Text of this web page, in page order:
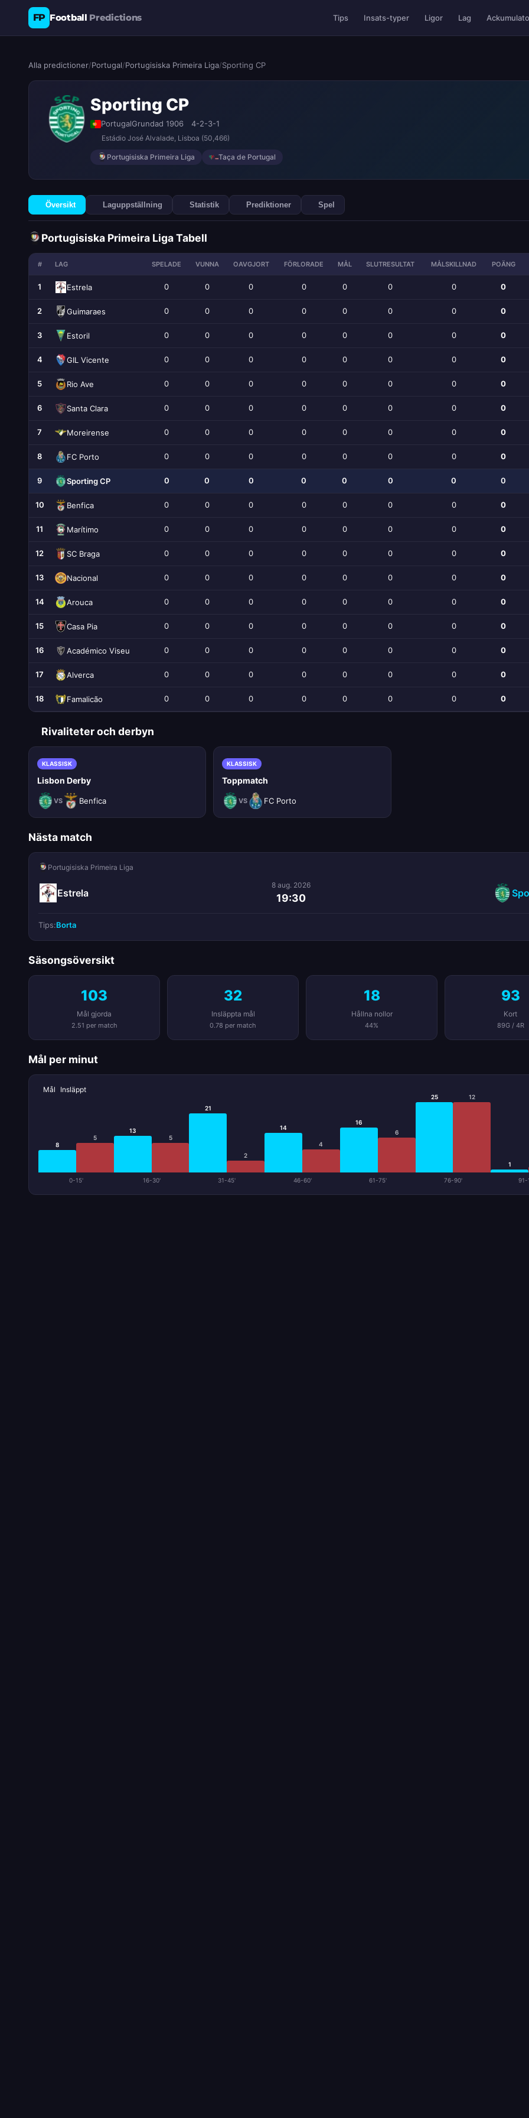
FP Football Predictions Tips Insats-typer Ligor Lag
Alla predictioner/Portugal/Portugisiska Primeira Liga/Sporting CP
Sporting CP
PortugalGrundad 1906 4-2-3-1
Estádio José Alvalade, Lisboa (50,466)
Portugisiska Primeira Liga Taça de Portugal
Översikt Laguppställning Statistik Prediktioner Spel
Portugisiska Primeira Liga Tabell
# LAG SPELADE VUNNA OAVGJORT FÖRLORADE MÅL SLUTRESULTAT MÅLSKILLNAD POÄNG
1 Estrela 0 0 0 0 0 0 0 0
2 Guimaraes 0 0 0 0 0 0 0 0
3 Estoril 0 0 0 0 0 0 0 0
4 GIL Vicente 0 0 0 0 0 0 0 0
5 Rio Ave 0 0 0 0 0 0 0 0
6 Santa Clara 0 0 0 0 0 0 0 0
7 Moreirense 0 0 0 0 0 0 0 0
8 FC Porto 0 0 0 0 0 0 0 0
9 Sporting CP 0 0 0 0 0 0 0 0
10 Benfica 0 0 0 0 0 0 0 0
11 Marítimo 0 0 0 0 0 0 0 0
12 SC Braga 0 0 0 0 0 0 0 0
13 Nacional 0 0 0 0 0 0 0 0
14 Arouca 0 0 0 0 0 0 0 0
15 Casa Pia 0 0 0 0 0 0 0 0
16 Académico Viseu 0 0 0 0 0 0 0 0
17 Alverca 0 0 0 0 0 0 0 0
18 Famalicão 0 0 0 0 0 0 0 0
Rivaliteter och derbyn
KLASSISK
Lisbon Derby
VS Benfica
KLASSISK
Toppmatch
VS FC Porto
Nästa match
Portugisiska Primeira Liga
Estrela
8 aug. 2026
19:30
Tips:Borta
Säsongsöversikt
103
Mål gjorda
2.51 per match
32
Insläppta mål
0.78 per match
18
Hållna nollor
44%
93
Kort
89G / 4R
Mål per minut
Mål Insläppt
8
5
0-15'
13
5
16-30'
21
2
31-45'
14
4
46-60'
16
6
61-75'
25 12
76-90'
1
91-